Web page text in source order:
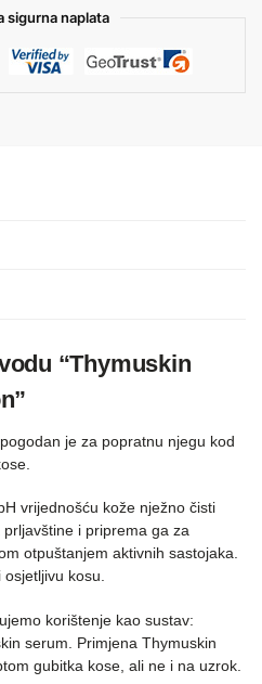
sigurna naplata
“Thymuskin
je za popratnu njegu kod
vrijednošću kože nježno čisti
i priprema ga za
otpuštanjem aktivnih sastojaka.
kosu.
korištenje kao sustav:
serum. Primjena Thymuskin
gubitka kose, ali ne i na uzrok.